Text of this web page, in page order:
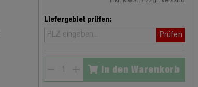
Liefergebiet prüfen:
Prüfen
In den Warenkorb